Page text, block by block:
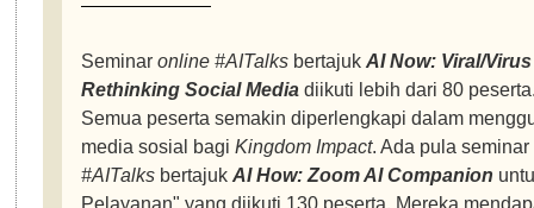
Seminar online #AITalksbertajuk AI Now: Viral/Virus
Rethinking Social Mediadiikuti lebih dari 80
Semua peserta semakin diperlengkapi dalam
media sosial bagi Kingdom Impact. Ada pula seminar
#AITalksbertajuk AI How: Zoom AI Companion
Pelayanan" yang diikuti 130 peserta. Mereka